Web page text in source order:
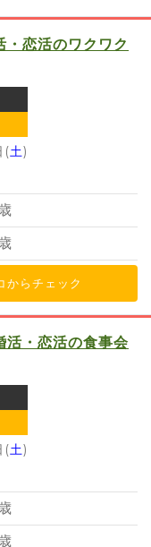
・恋活のワクワク
(土)
からチェック
活・恋活の食事会
(土)